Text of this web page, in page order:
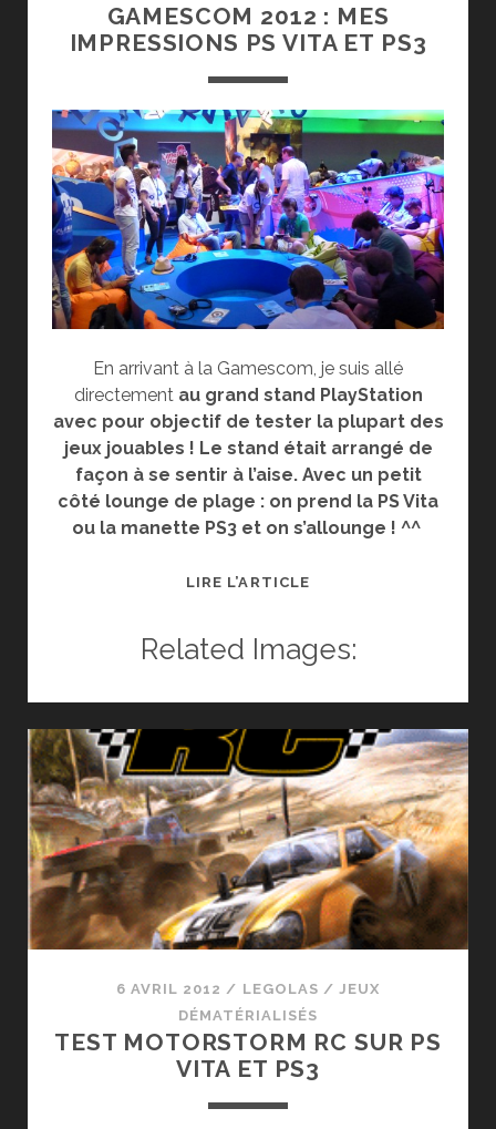
GAMESCOM 2012 : MES
IMPRESSIONS PS VITA ET PS3
En arrivant à la Gamescom, je suis allé
directement au grand stand PlayStation
avec pour objectif de tester la plupart des
jeux jouables ! Le stand était arrangé de
façon à se sentir à l’aise. Avec un petit
côté lounge de plage : on prend la PS Vita
ou la manette PS3 et on s’allounge ! ^^
LIRE L’ARTICLEGAMESCOM
MES
VITA
ET
PS3
Related Images:
6 AVRIL 2012 / LEGOLAS / JEUX
DÉMATÉRIALISÉS
TEST MOTORSTORM RC SUR PS
VITA ET PS3